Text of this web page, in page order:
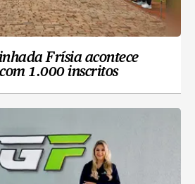
Frísia acontece
1.000 inscritos